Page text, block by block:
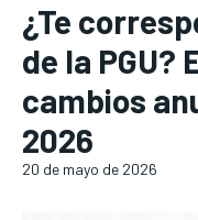
¿Te
de la PGU?
cambios
2026
20 de mayo de 2026